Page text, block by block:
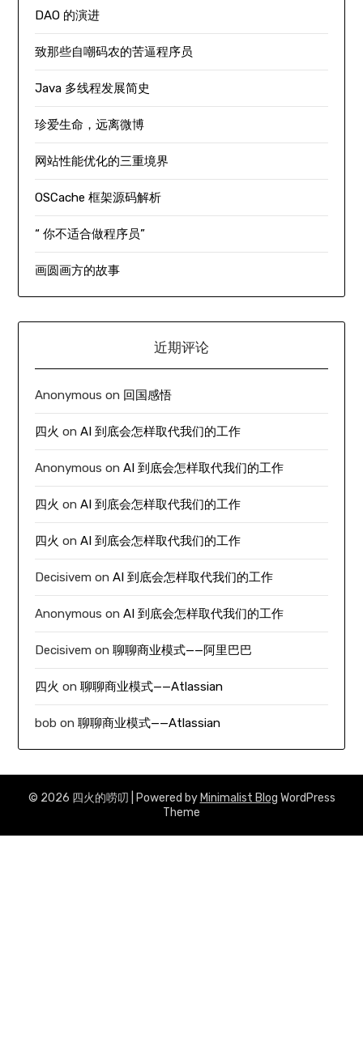
DAO 的演进
致那些自嘲码农的苦逼程序员
Java 多线程发展简史
珍爱生命，远离微博
网站性能优化的三重境界
OSCache 框架源码解析
“ 你不适合做程序员”
画圆画方的故事
近期评论
Anonymous on 回国感悟
四火 onAI 到底会怎样取代我们的工作
Anonymous onAI 到底会怎样取代我们的工作
四火 onAI 到底会怎样取代我们的工作
四火 onAI 到底会怎样取代我们的工作
Decisivem onAI 到底会怎样取代我们的工作
Anonymous onAI 到底会怎样取代我们的工作
Decisivem on聊聊商业模式——阿里巴巴
四火 on聊聊商业模式——Atlassian
bob on聊聊商业模式——Atlassian
© 2026 四火的唠叨 | Powered by Minimalist Blog WordPress
Theme